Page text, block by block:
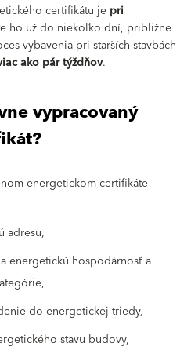
certifikátu je pri
ho už do niekoľko dní, približne
vybavenia pri starších stavbách
ako pár týždňov.
vypracovaný
energetickom certifikáte
adresu,
energetickú hospodárnosť a
do energetickej triedy,
stavu budovy,